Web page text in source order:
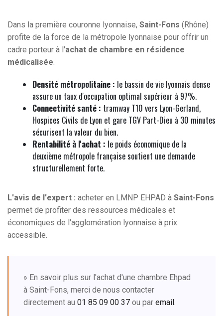
Dans la première couronne lyonnaise, Saint-Fons (Rhône)
profite de la force de la métropole lyonnaise pour offrir un
cadre porteur à l'achat de chambre en résidence
médicalisée
Densité métropolitaine : le bassin de vie lyonnais dense
assure un taux d'occupation optimal supérieur à 97%.
Connectivité santé : tramway T10 vers Lyon-Gerland,
Hospices Civils de Lyon et gare TGV Part-Dieu à 30 minutes
sécurisent la valeur du bien.
Rentabilité à l'achat : le poids économique de la
deuxième métropole française soutient une demande
structurellement forte.
L'avis de l'expert : acheter en LMNP EHPAD à Saint-Fons
permet de profiter des ressources médicales et
économiques de l'agglomération lyonnaise à prix
accessible.
» En savoir plus sur l'achat d'une chambre Ehpad
à Saint-Fons, merci de nous contacter
directement au 01 85 09 00 37 ou par email